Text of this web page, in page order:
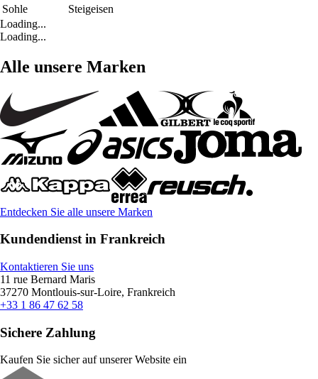
Sohle
Steigeisen
Loading...
Loading...
Alle unsere Marken
Entdecken Sie alle unsere Marken
Kundendienst in Frankreich
Kontaktieren Sie uns
11 rue Bernard Maris
37270 Montlouis-sur-Loire, Frankreich
+33 1 86 47 62 58
Sichere Zahlung
Kaufen Sie sicher auf unserer Website ein